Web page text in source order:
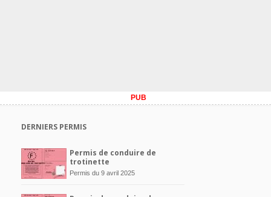
PUB
DERNIERS PERMIS
Permis de conduire de
trotinette
Permis du 9 avril 2025